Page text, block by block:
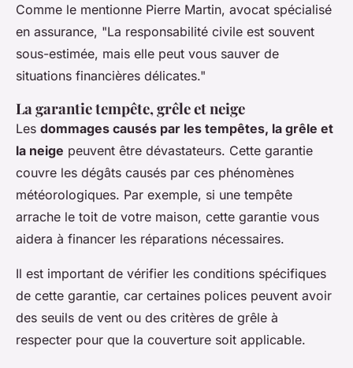
Comme le mentionne Pierre Martin, avocat spécialisé
en assurance, "La responsabilité civile est souvent
sous-estimée, mais elle peut vous sauver de
situations financières délicates."
La garantie tempête, grêle et neige
Les dommages causés par les tempêtes, la grêle et
la neige peuvent être dévastateurs. Cette garantie
couvre les dégâts causés par ces phénomènes
météorologiques. Par exemple, si une tempête
arrache le toit de votre maison, cette garantie vous
aidera à financer les réparations nécessaires.
Il est important de vérifier les conditions spécifiques
de cette garantie, car certaines polices peuvent avoir
des seuils de vent ou des critères de grêle à
respecter pour que la couverture soit applicable.